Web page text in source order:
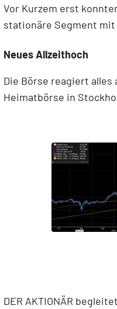
Vor Kurzem erst
stationäre Segment mit
Neues Allzeithoch
Die Börse reagiert alles
Heimatbörse in
DER AKTIONÄR